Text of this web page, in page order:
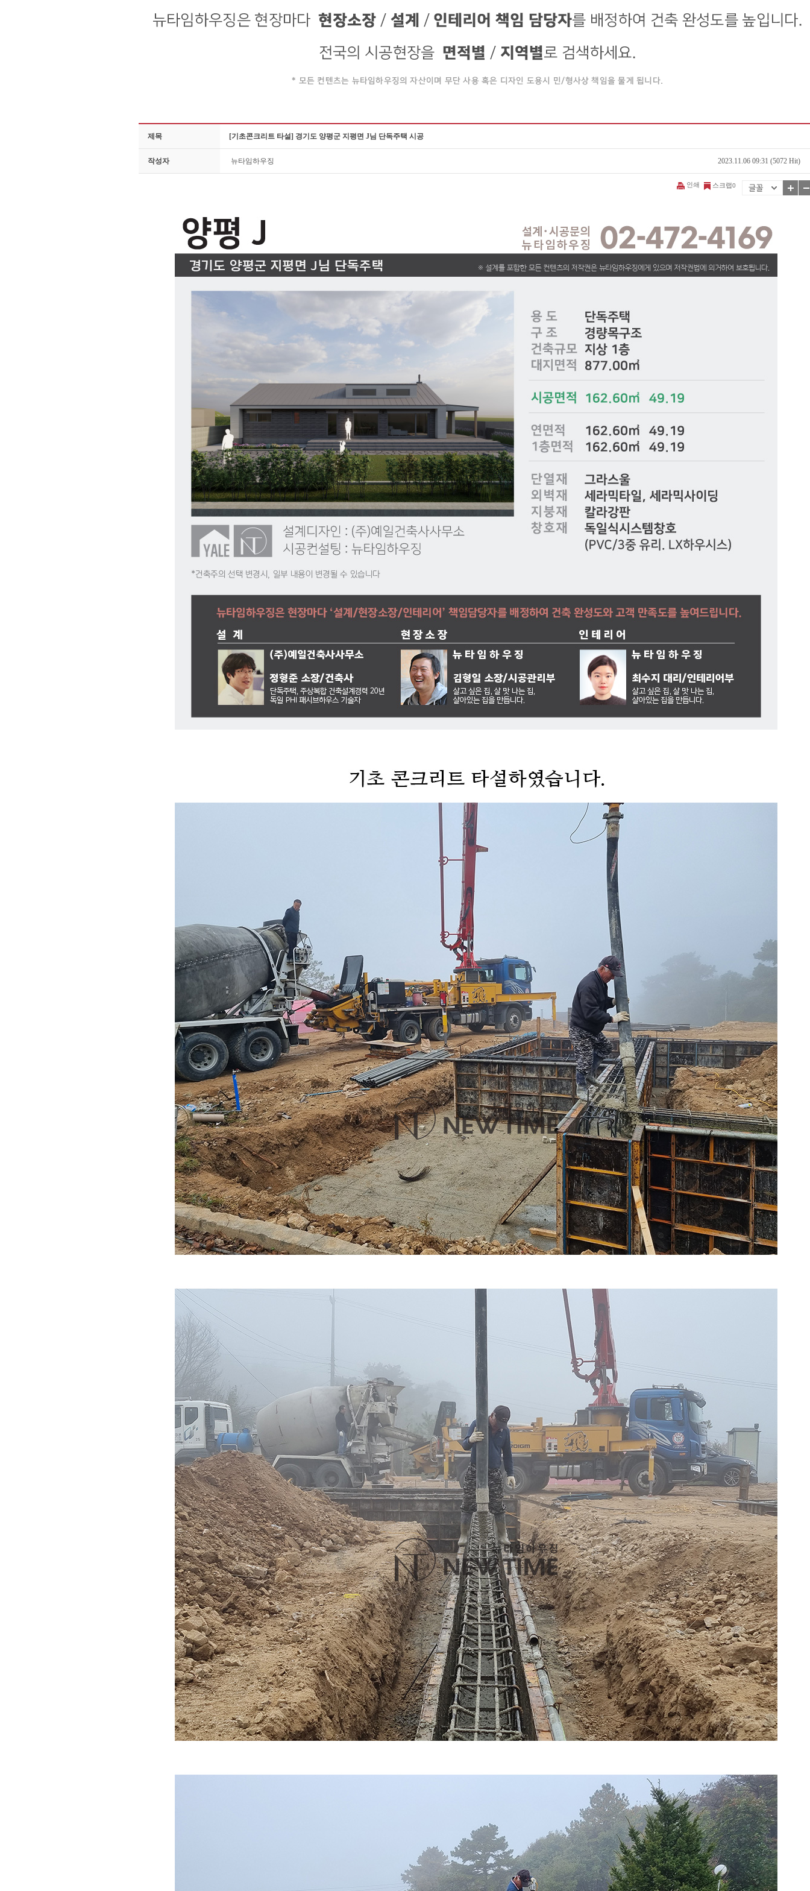
제목 [기초콘크리트 타설] 경기도 양평군 지평면 J님 단독주택 시공
작성자 뉴타임하우징 2023.11.06 09:31 (5072 Hit)
인쇄 스크랩0